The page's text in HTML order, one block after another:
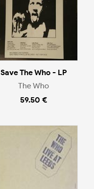
Save The Who - LP
The Who
59.50 €